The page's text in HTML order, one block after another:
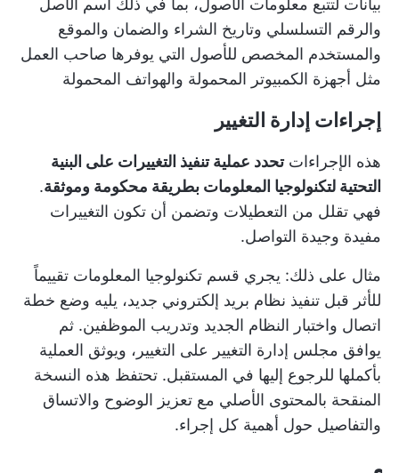
بيانات لتتبع معلومات الأصول، بما في ذلك اسم الأصل
والرقم التسلسلي وتاريخ الشراء والضمان والموقع
والمستخدم المخصص للأصول التي يوفرها صاحب العمل
مثل أجهزة الكمبيوتر المحمولة والهواتف المحمولة
إجراءات إدارة التغيير
هذه الإجراءاتتحدد عملية تنفيذ التغييرات على البنية
التحتية لتكنولوجيا المعلومات بطريقة محكومة وموثقة.
فهي تقلل من التعطيلات وتضمن أن تكون التغييرات
مفيدة وجيدة التواصل.
مثال على ذلك: يجري قسم تكنولوجيا المعلومات تقييماً
للأثر قبل تنفيذ نظام بريد إلكتروني جديد، يليه وضع خطة
اتصال واختبار النظام الجديد وتدريب الموظفين. ثم
يوافق مجلس إدارة التغيير على التغيير، ويوثق العملية
بأكملها للرجوع إليها في المستقبل. تحتفظ هذه النسخة
المنقحة بالمحتوى الأصلي مع تعزيز الوضوح والاتساق
والتفاصيل حول أهمية كل إجراء.